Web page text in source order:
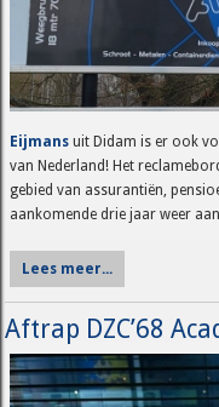
Eijmans uit Didam is er ook
van Nederland! Het
gebied van assurantiën,
aankomende drie jaar weer
Lees meer...
Aftrap DZC’68